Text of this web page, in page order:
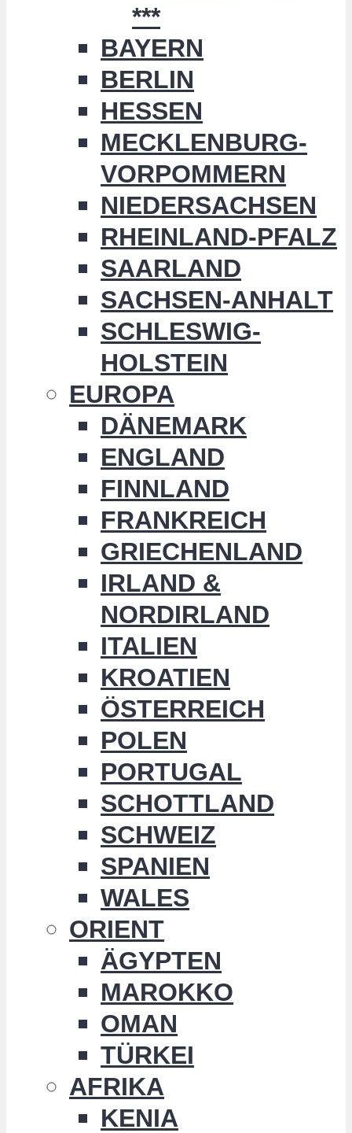
***
BAYERN
BERLIN
HESSEN
MECKLENBURG-
VORPOMMERN
NIEDERSACHSEN
RHEINLAND-PFALZ
SAARLAND
SACHSEN-ANHALT
SCHLESWIG-
HOLSTEIN
EUROPA
DÄNEMARK
ENGLAND
FINNLAND
FRANKREICH
GRIECHENLAND
IRLAND &
NORDIRLAND
ITALIEN
KROATIEN
ÖSTERREICH
POLEN
PORTUGAL
SCHOTTLAND
SCHWEIZ
SPANIEN
WALES
ORIENT
ÄGYPTEN
MAROKKO
OMAN
TÜRKEI
AFRIKA
KENIA